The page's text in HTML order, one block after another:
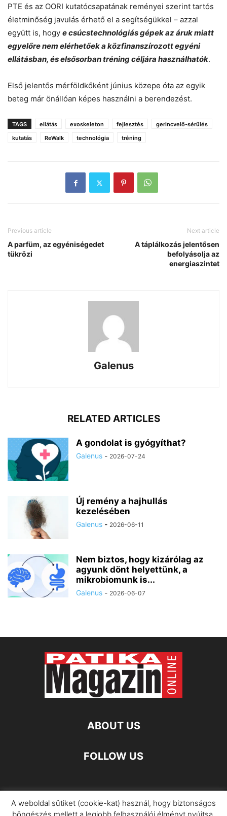
PTE és az OORI kutatócsapatának reményei szerint tartós
életminőség javulás érhető el a segítségükkel – azzal
együtt is, hogy e csúcstechnológiás gépek az áruk miatt
egyelőre nem elérhetőek a közfinanszírozott egyéni
ellátásban, és elsősorban tréning céljára használhatók.
Első jelentős mérföldkőként június közepe óta az egyik
beteg már önállóan képes használni a berendezést.
TAGS ellátás exoskeleton fejlesztés
gerincvelő-sérülés
kutatás
ReWalk technológia tréning
Previous article
A parfüm, az egyéniségedet
tükrözi
Next article
A táplálkozás jelentősen
befolyásolja az
energiaszintet
Galenus
RELATED ARTICLES
A gondolat is gyógyíthat?
Galenus - 2026-07-24
Új remény a hajhullás
kezelésében
Galenus - 2026-06-11
Nem biztos, hogy kizárólag az
agyunk dönt helyettünk, a
mikrobiomunk is...
Galenus - 2026-06-07
ABOUT US
FOLLOW US
Impresszum Adatkezelési Információ
A weboldal sütiket (cookie-kat) használ, hogy biztonságos